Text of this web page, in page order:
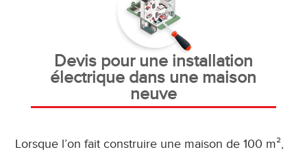
Devis pour une installation
électrique dans une maison
neuve
Lorsque l’on fait construire une maison de 100 m²,